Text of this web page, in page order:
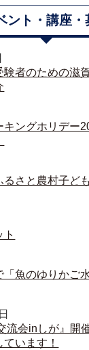
ント・講座・
験者のための滋
キングホリデー
るさと農村子ど
「魚のゆりかご
流会inしが』開
います！